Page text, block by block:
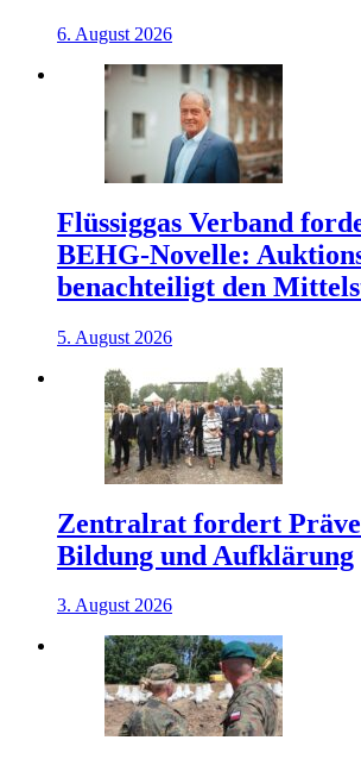
6. August 2026
Flüssiggas Verband
BEHG-Novelle:
benachteiligt den
5. August 2026
Zentralrat fordert
Bildung und Aufklärung
3. August 2026